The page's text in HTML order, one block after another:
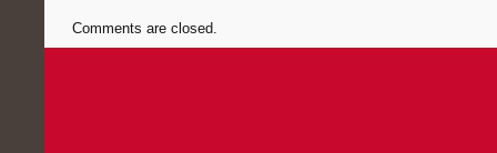
Comments are closed.